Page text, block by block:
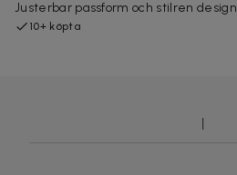
Justerbar passform och stilren design
10+ köpta